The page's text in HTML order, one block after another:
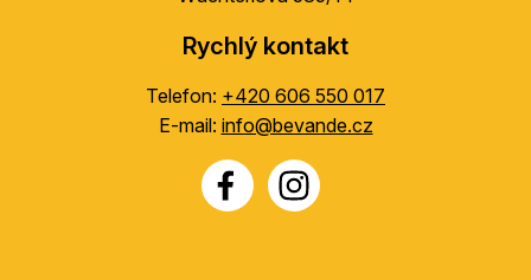
Rychlý kontakt
Telefon: +420 606 550 017
E-mail: info@bevande.cz